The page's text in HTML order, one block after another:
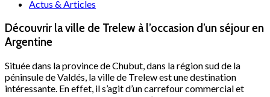
Actus & Articles
Découvrir la ville de Trelew à l’occasion d’un séjour en
Argentine
Située dans la province de Chubut, dans la région sud de la
péninsule de Valdés, la ville de Trelew est une destination
intéressante. En effet, il s’agit d’un carrefour commercial et